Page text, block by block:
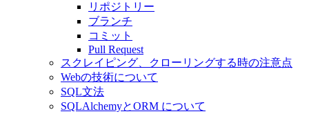
リポジトリー
ブランチ
コミット
Pull Request
スクレイピング、クローリングする時の注意点
Webの技術について
SQL文法
SQLAlchemyとORM について